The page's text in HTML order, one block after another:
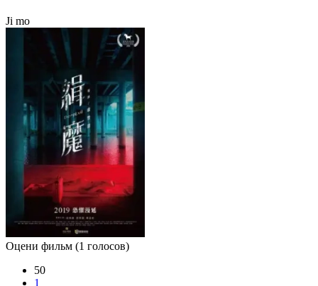
Ji mo
Оцени фильм (1 голосов)
50
1